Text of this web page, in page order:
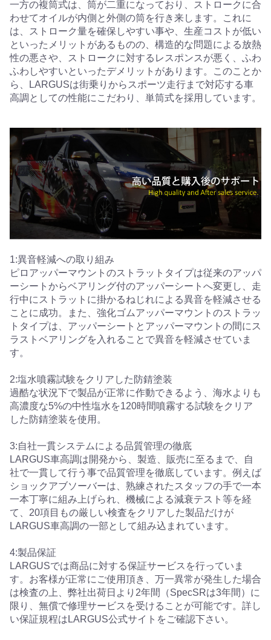
一方の複筒式は、筒が二重になっており、ストロークに合
わせてオイルが内側と外側の筒を行き来します。これに
は、ストローク量を確保しやすい事や、生産コストが低い
といったメリットがあるものの、構造的な問題による放熱
性の悪さや、ストロークに対するレスポンスが悪く、ふわ
ふわしやすいといったデメリットがあります。このことか
ら、LARGUSは街乗りからスポーツ走行まで対応する車
高調としての性能にこだわり、単筒式を採用しています。
1:異音軽減への取り組み
ピロアッパーマウントのストラットタイプは従来のアッパ
ーシートからベアリング付のアッパーシートへ変更し、走
行中にストラットに掛かるねじれによる異音を軽減させる
ことに成功。また、強化ゴムアッパーマウントのストラッ
トタイプは、アッパーシートとアッパーマウントの間にス
ラストベアリングを入れることで異音を軽減させていま
す。
2:塩水噴霧試験をクリアした防錆塗装
過酷な状況下で製品が正常に作動できるよう、海水よりも
高濃度な5%の中性塩水を120時間噴霧する試験をクリア
した防錆塗装を使用。
3:自社一貫システムによる品質管理の徹底
LARGUS車高調は開発から、製造、販売に至るまで、自
社で一貫して行う事で品質管理を徹底しています。例えば
ショックアブソーバーは、熟練されたスタッフの手で一本
一本丁寧に組み上げられ、機械による減衰テスト等を経
て、20項目もの厳しい検査をクリアした製品だけが
LARGUS車高調の一部として組み込まれています。
4:製品保証
LARGUSでは商品に対する保証サービスを行っていま
す。お客様が正常にご使用頂き、万一異常が発生した場合
は検査の上、弊社出荷日より2年間（SpecSRは3年間）に
限り、無償で修理サービスを受けることが可能です。詳し
い保証規程はLARGUS公式サイトをご確認下さい。